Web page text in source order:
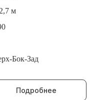
м
Бок-Зад
Подробнее